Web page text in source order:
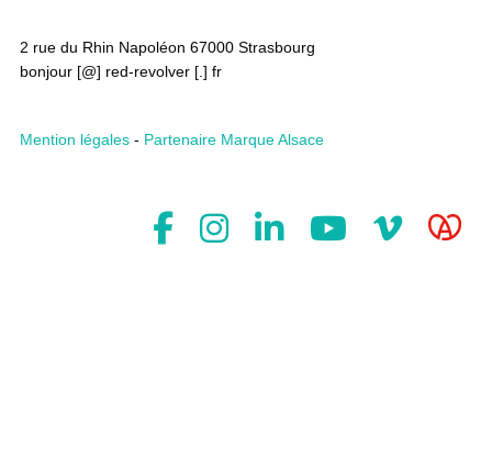
2 rue du Rhin Napoléon 67000 Strasbourg
bonjour [@] red-revolver [.] fr
Mention légales- Partenaire Marque Alsace